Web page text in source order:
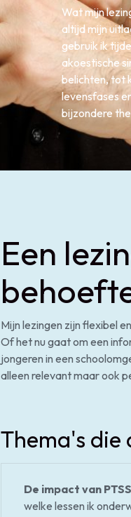
Wat mijn
altijd mijn
gebruik ik
akoestische
belichten, tot
levensfases
bijzondere
Een
Mijn lezingen zijn flexibel
Of het nu gaat om een
jongeren in een
alleen relevant maar ook
Thema's die
De impact van
welke lessen ik